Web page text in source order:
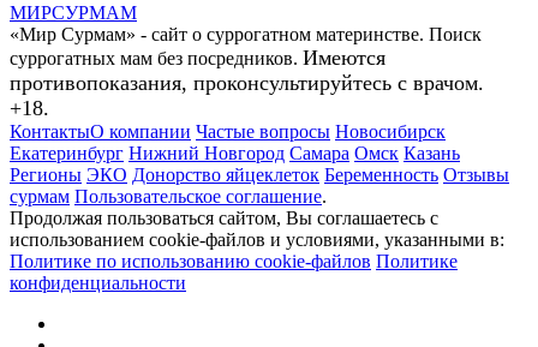
МИРСУРМАМ
«Мир Сурмам» - сайт о суррогатном материнстве. Поиск
суррогатных мам без посредников. Имеются
противопоказания, проконсультируйтесь с врачом.
+18.
КонтактыО компании Частые вопросы Новосибирск
Екатеринбург Нижний Новгород Самара Омск Казань
Регионы ЭКО Донорство яйцеклеток Беременность Отзывы
сурмам Пользовательское соглашение.
Продолжая пользоваться сайтом, Вы соглашаетесь с
использованием cookie-файлов и условиями, указанными в:
Политике по использованию cookie-файлов Политике
конфиденциальности